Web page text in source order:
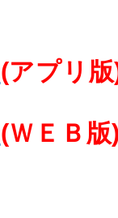
(アプリ版
(ＷＥＢ版)